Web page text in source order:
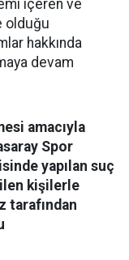
içeren ve
olduğu
hakkında
devam
amacıyla
Spor
yapılan suç
kişilerle
tarafından